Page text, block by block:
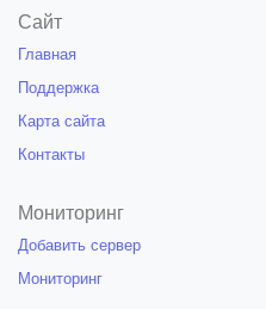
Сайт
Главная
Поддержка
Карта сайта
Контакты
Мониторинг
Добавить сервер
Мониторинг